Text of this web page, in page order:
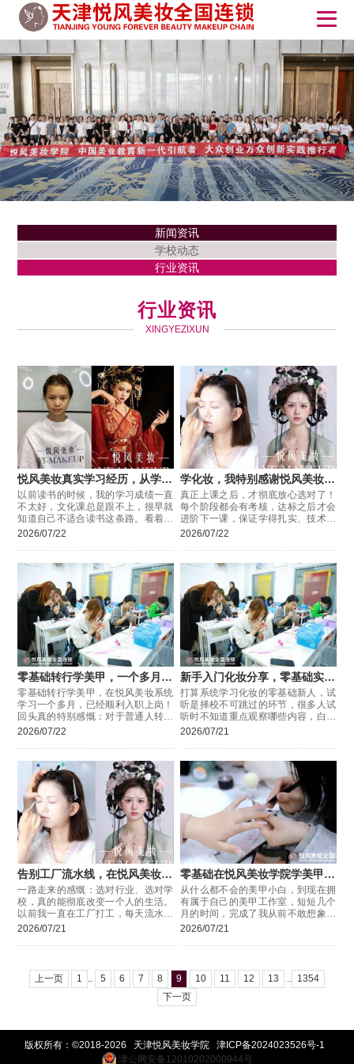
新闻资讯
学校动态
行业资讯
行业资讯
XINGYEZIXUN
悦风美妆真实学习经历，从学渣
逆袭！
以前读书的时候，我的学习成绩一直
不太好，文化课总是跟不上，很早就
知道自己不适合读书这条路。看着身
边的人各有出路，我其实特别迷茫，
2026/07/22
学化妆，我特别感谢悦风美妆学
院
真正上课之后，才彻底放心选对了！
每个阶段都会有考核，达标之后才会
进阶下一课，保证学得扎实、技术过
硬，不会浑水摸鱼混毕业。平时课后
2026/07/22
零基础转行学美甲，一个多月顺
利上岗
零基础转行学美甲，在悦风美妆系统
学习一个多月，已经顺利入职上岗！
回头真的特别感慨：对于普通人转行
来说，选对一所正规专业的学校，真
2026/07/22
新手入门化妆分享，零基础实地
试听的实用判断方法
打算系统学习化妆的零基础新人，试
听是择校不可跳过的环节，很多人试
听时不知道重点观察哪些内容，白白
错过判断教学质量的机会，分享几个
2026/07/21
告别工厂流水线，在悦风美妆学
院学化妆
一路走来的感慨：选对行业、选对学
校，真的能彻底改变一个人的生活。
以前我一直在工厂打工，每天流水线
重复枯燥的工作，熬夜加班、常年站
俱疲，
2026/07/21
零基础在悦风美妆学院学美甲逆
袭
从什么都不会的美甲小白，到现在拥
有属于自己的美甲工作室，短短几个
月的时间，完成了我从前不敢想象的
蜕变。一路走来想感谢的，就是悦风
2026/07/21
上一页 1 .. 5 6 7 8 9 10 11 12 13 .. 1354
下一页
版权所有：©2018-2026 天津悦风美妆学院 津ICP备2024023526号-1
津公网安备12010202000944号